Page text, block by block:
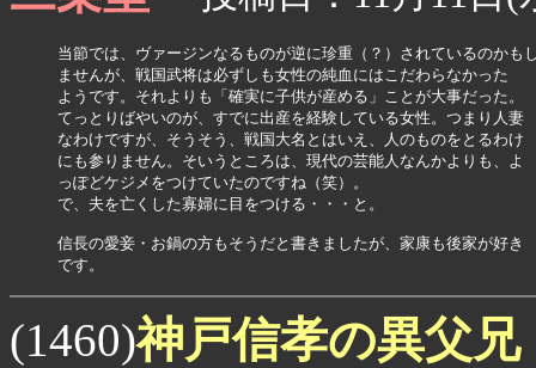
当節では、ヴァージンなるものが逆に珍重（？）されているのかも
ませんが、戦国武将は必ずしも女性の純血にはこだわらなかった
ようです。それよりも「確実に子供が産める」ことが大事だった。
てっとりばやいのが、すでに出産を経験している女性。つまり人妻
なわけですが、そうそう、戦国大名とはいえ、人のものをとるわけ
にも参りません。そいうところは、現代の芸能人なんかよりも、よ
っぽどケジメをつけていたのですね（笑）。
で、夫を亡くした寡婦に目をつける・・・と。
信長の愛妾・お鍋の方もそうだと書きましたが、家康も後家が好き
です。
(1460)神戸信孝の異父兄